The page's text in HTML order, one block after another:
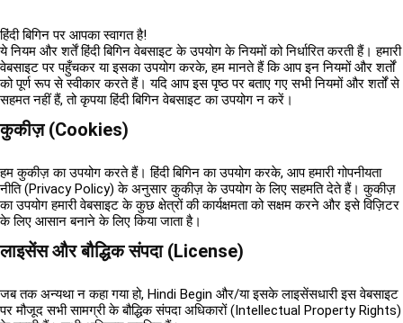
हिंदी बिगिन पर आपका स्वागत है!
ये नियम और शर्तेंहिंदी बिगिनवेबसाइट के उपयोग के नियमों को निर्धारित करती हैं। हमारी
वेबसाइट पर पहुँचकर या इसका उपयोग करके, हम मानते हैं कि आप इन नियमों और शर्तों
को पूर्ण रूप से स्वीकार करते हैं। यदि आप इस पृष्ठ पर बताए गए सभी नियमों और शर्तों से
सहमत नहीं हैं, तो कृपया हिंदी बिगिन वेबसाइट का उपयोग न करें।
कुकीज़ (Cookies)
हम कुकीज़ का उपयोग करते हैं। हिंदी बिगिन का उपयोग करके, आप हमारी गोपनीयता
नीति (Privacy Policy) के अनुसार कुकीज़ के उपयोग के लिए सहमति देते हैं। कुकीज़
का उपयोग हमारी वेबसाइट के कुछ क्षेत्रों की कार्यक्षमता को सक्षम करने और इसे विज़िटर
के लिए आसान बनाने के लिए किया जाता है।
लाइसेंस और बौद्धिक संपदा (License)
जब तक अन्यथा न कहा गया हो, Hindi Begin और/या इसके लाइसेंसधारी इस वेबसाइट
पर मौजूद सभी सामग्री के बौद्धिक संपदा अधिकारों (Intellectual Property Rights)